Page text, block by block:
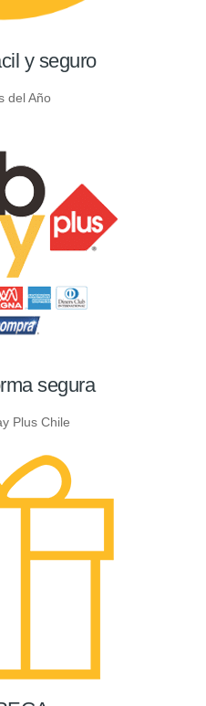
y seguro
del Año
segura
Plus Chile